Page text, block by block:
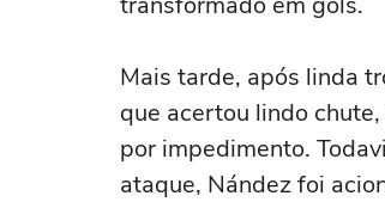
Mais tarde, após linda
que acertou lindo
por impedimento.
ataque, Nández foi